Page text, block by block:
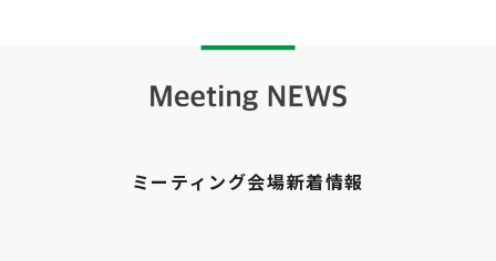
ミーティング会場新着情報